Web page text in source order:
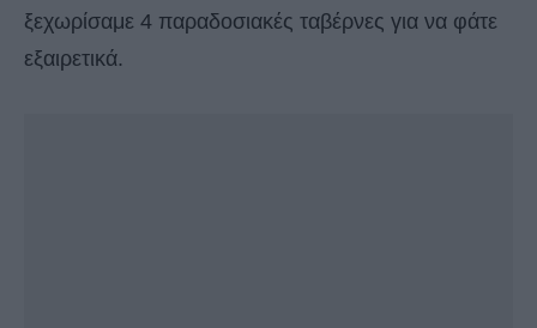
ξεχωρίσαμε 4 παραδοσιακές ταβέρνες για να φάτε
εξαιρετικά.